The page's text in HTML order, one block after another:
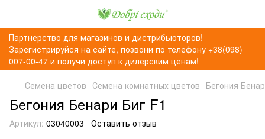
Партнерство для магазинов и дистрибьюторов!
Зарегистрируйся на сайте, позвони по телефону +38(098)
007-00-47 и получи доступ к дилерским ценам!
Семена цветов Семена комнатных цветов Бегония
Бегония Бенари Биг F1
Артикул: 03040003 Оставить отзыв